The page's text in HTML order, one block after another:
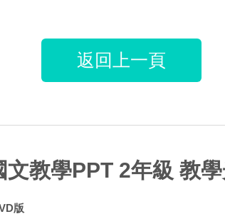
返回上一頁
教學PPT 2年級 教
版